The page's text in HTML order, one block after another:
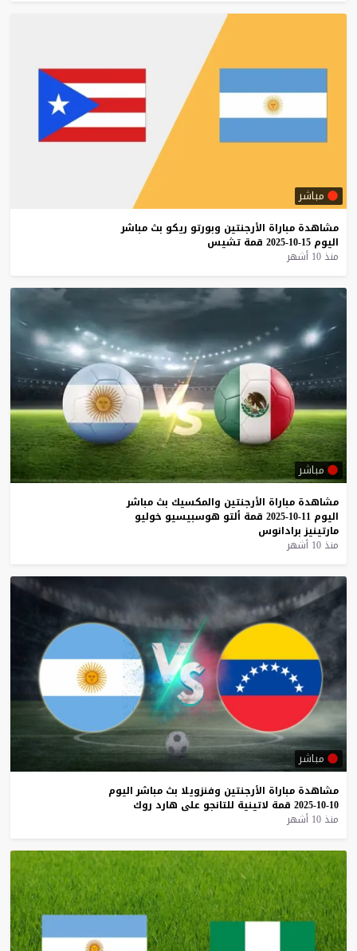
مباشر
مشاهدة مباراة الأرجنتين وبورتو ريكو بث مباشر
اليوم 15-10-2025 قمة تشيس
منذ 10 أشهر
مباشر
مشاهدة مباراة الأرجنتين والمكسيك بث مباشر
اليوم 11-10-2025 قمة ألتو هوسبيسيو خوليو
مارتينيز برادانوس
منذ 10 أشهر
مباشر
مشاهدة مباراة الأرجنتين وفنزويلا بث مباشر اليوم
10-10-2025
قمة لاتينية للتانجو على هارد روك
منذ 10 أشهر